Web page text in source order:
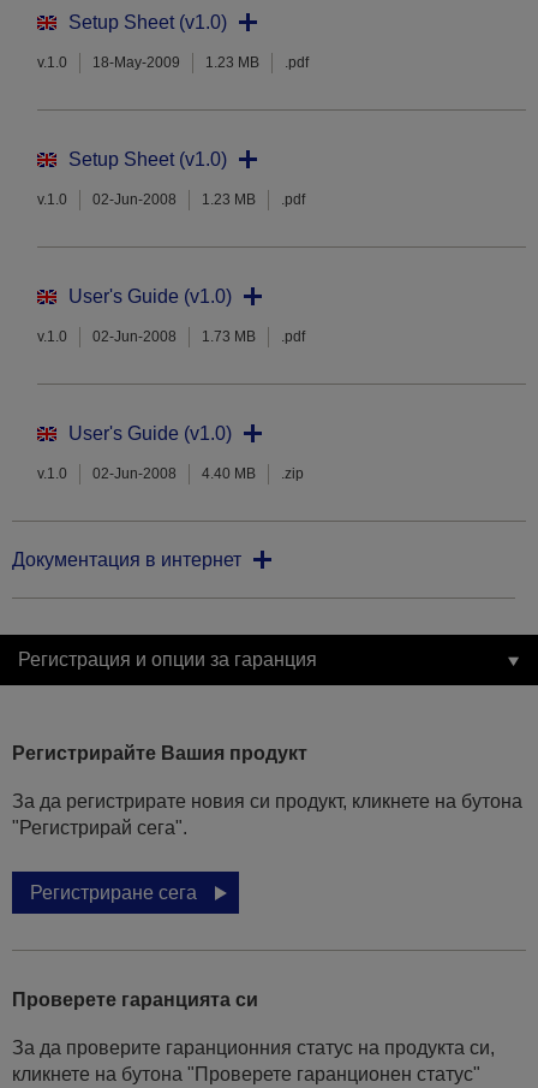
Setup Sheet (v1.0)
v.1.0 18-May-2009 1.23 MB .pdf
Setup Sheet (v1.0)
v.1.0 02-Jun-2008 1.23 MB .pdf
User's Guide (v1.0)
v.1.0 02-Jun-2008 1.73 MB .pdf
User's Guide (v1.0)
v.1.0 02-Jun-2008 4.40 MB .zip
Документация в интернет
Регистрация и опции за гаранция
Регистрирайте Вашия продукт
За да регистрирате новия си продукт, кликнете на бутона
"Регистрирай сега".
Регистриране сега
Проверете гаранцията си
За да проверите гаранционния статус на продукта си,
кликнете на бутона "Проверете гаранционен статус"